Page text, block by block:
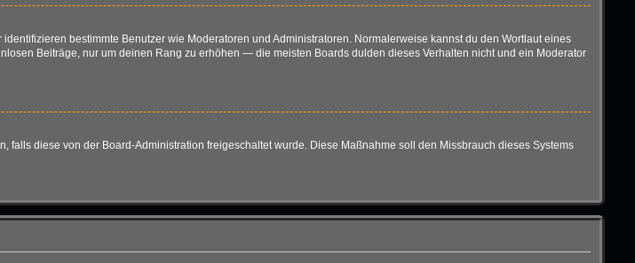
bestimmte Benutzer wie Moderatoren und Administratoren. Normalerweise kannst du den Wortlaut eines
Beiträge, nur um deinen Rang zu erhöhen — die meisten Boards dulden dieses Verhalten nicht und ein Moderator
diese von der Board-Administration freigeschaltet wurde. Diese Maßnahme soll den Missbrauch dieses Systems